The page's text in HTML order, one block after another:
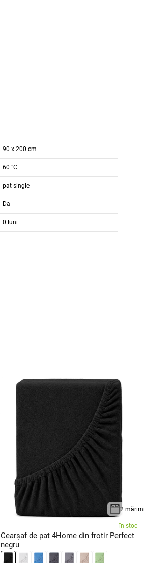
90 x 200 cm
60 °C
pat single
Da
0 luni
2 mărimi
în stoc
Cearșaf de pat 4Home din frotir Perfect
negru